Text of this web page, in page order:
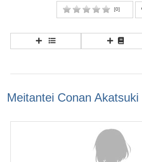
[0]
Meitantei Conan